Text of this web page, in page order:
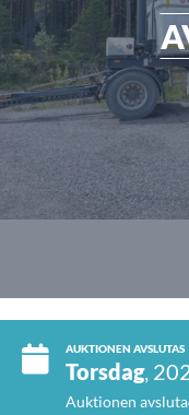
AUKTIONEN AVSLUTAS
Torsdag,
Auktionen